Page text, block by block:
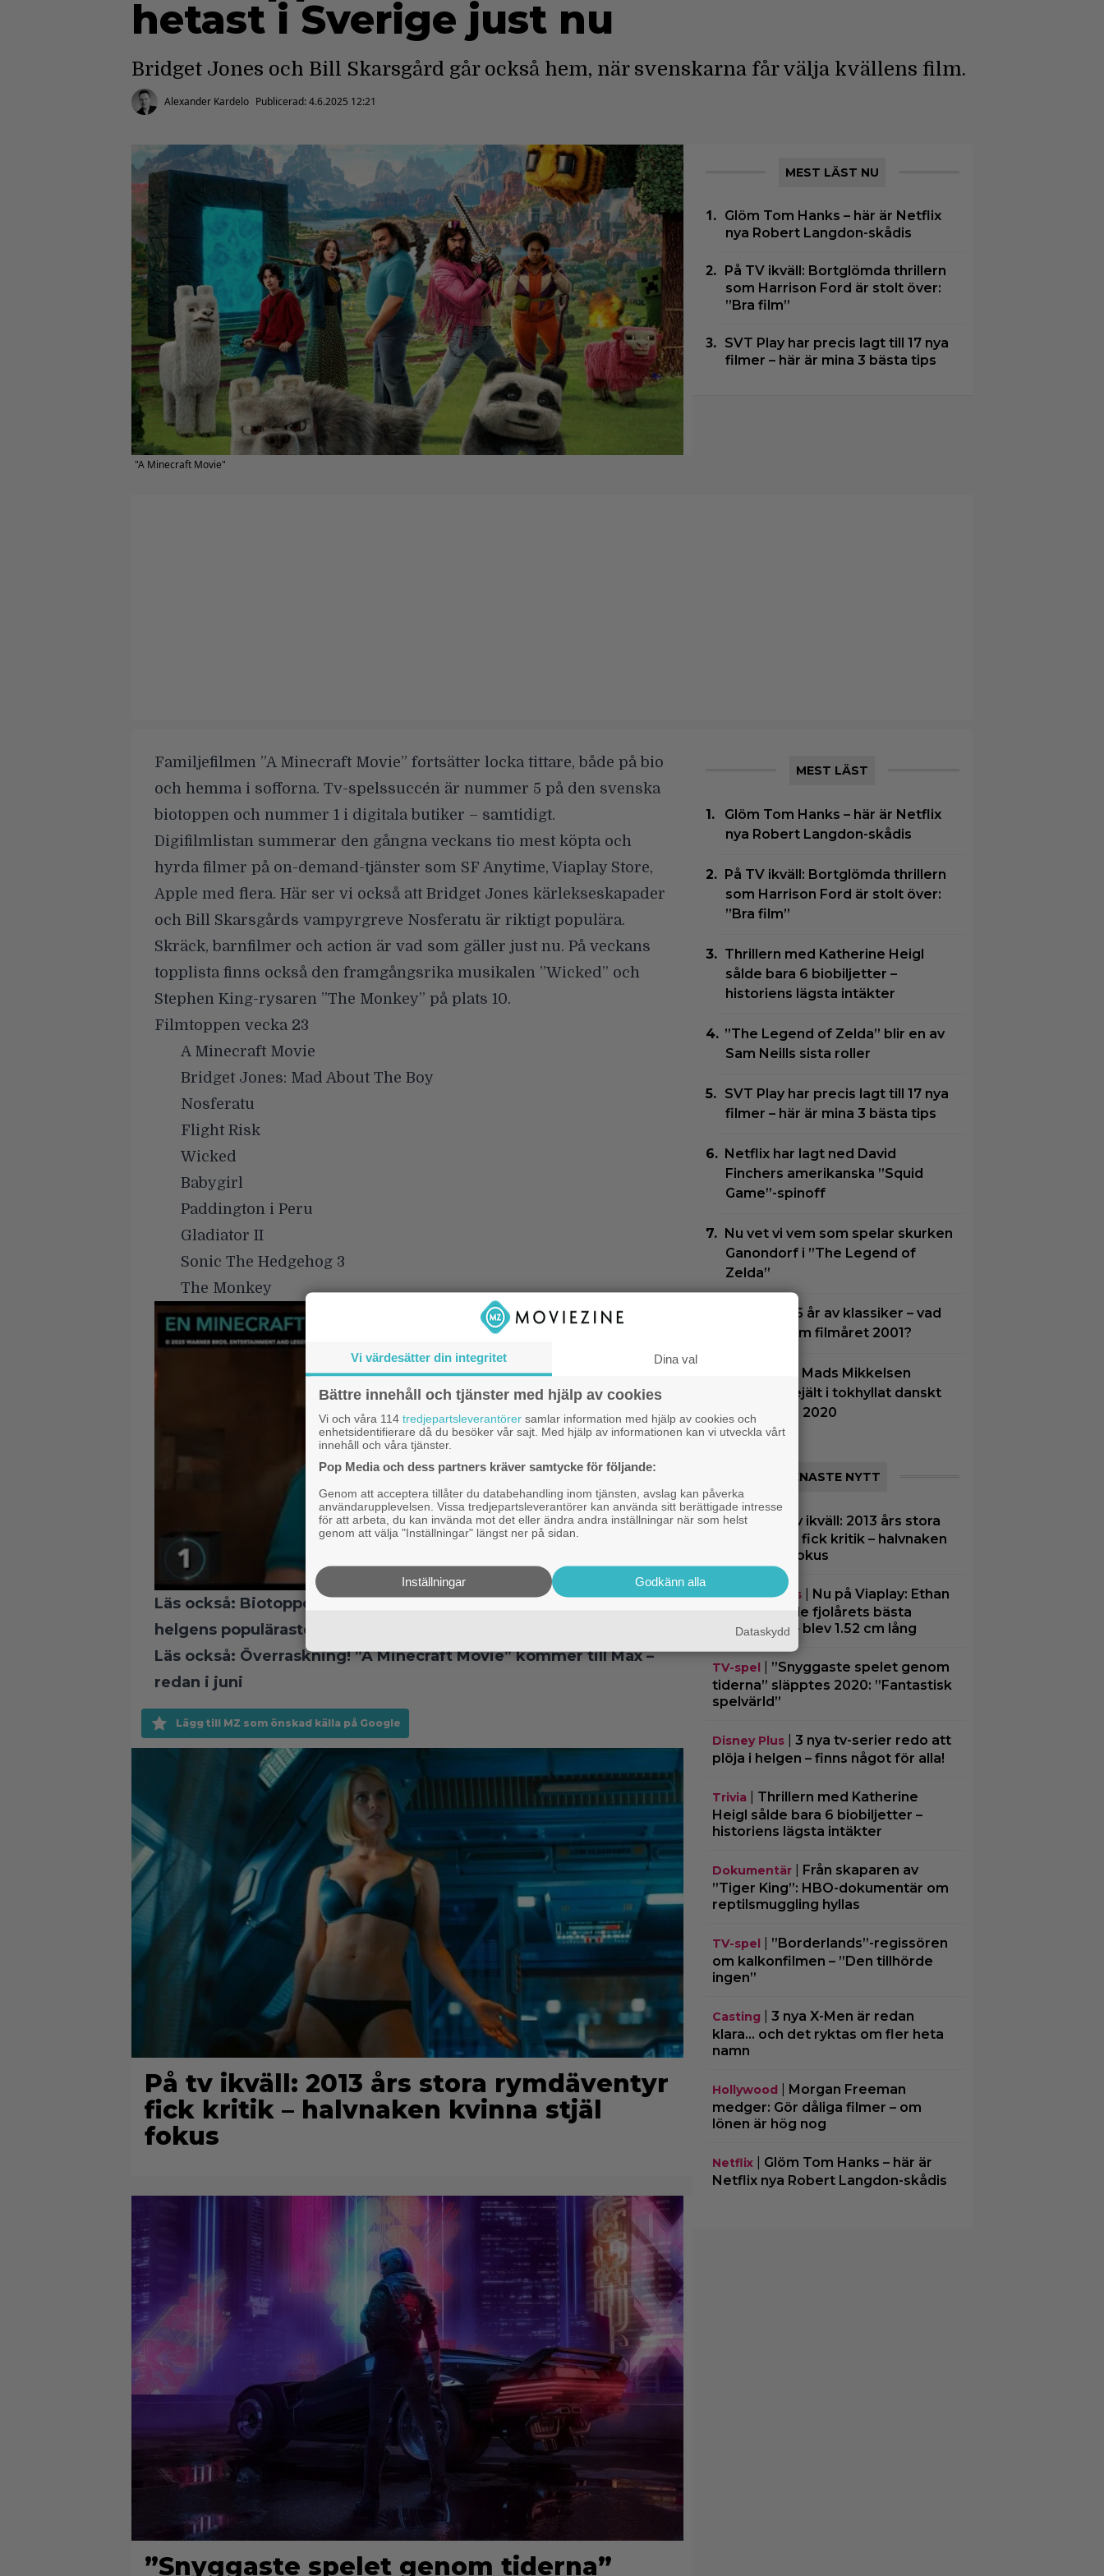
hetast i Sverige just nu
Bridget Jones och Bill Skarsgård går också hem, när svenskarna får välja kvällens film.
Alexander Kardelo Publicerad:4.6.2025 12:21
"A Minecraft Movie"
MEST LÄST NU
Glöm Tom Hanks – här är Netflix
nya Robert Langdon-skådis
På TV ikväll: Bortglömda thrillern
som Harrison Ford är stolt över:
”Bra film”
SVT Play har precis lagt till 17 nya
filmer – här är mina 3 bästa tips
Familjefilmen ”A Minecraft Movie” fortsätter locka tittare, både på bio
och hemma i sofforna. Tv-spelssuccén är nummer 5 på den svenska
biotoppen och nummer 1 i digitala butiker – samtidigt.
Digifilmlistan summerar den gångna veckans tio mest köpta och
hyrda filmer på on-demand-tjänster som SF Anytime, Viaplay Store,
Apple med flera. Här ser vi också att Bridget Jones kärlekseskapader
och Bill Skarsgårds vampyrgreve Nosferatu är riktigt populära.
Skräck, barnfilmer och action är vad som gäller just nu. På veckans
topplista finns också den framgångsrika musikalen ”Wicked” och
Stephen King-rysaren ”The Monkey” på plats 10.
Filmtoppen vecka 23
A Minecraft Movie
Bridget Jones: Mad About The Boy
Nosferatu
Flight Risk
Wicked
Babygirl
Paddington i Peru
Gladiator II
Sonic The Hedgehog 3
The Monkey
Läs också: Biotoppen: ”Karate Kid” och Wes Anderson bland
helgens populäraste filmer
Läs också: Överraskning! ”A Minecraft Movie” kommer till Max –
redan i juni
Lägg till MZ som önskad källa på Google
På tv ikväll: 2013 års stora rymdäventyr
fick kritik – halvnaken kvinna stjäl
fokus
”Snyggaste spelet genom tiderna”
MEST LÄST
Glöm Tom Hanks – här är Netflix
nya Robert Langdon-skådis
På TV ikväll: Bortglömda thrillern
som Harrison Ford är stolt över:
”Bra film”
Thrillern med Katherine Heigl
sålde bara 6 biobiljetter –
historiens lägsta intäkter
”The Legend of Zelda” blir en av
Sam Neills sista roller
SVT Play har precis lagt till 17 nya
filmer – här är mina 3 bästa tips
Netflix har lagt ned David
Finchers amerikanska ”Squid
Game”-spinoff
Nu vet vi vem som spelar skurken
Ganondorf i ”The Legend of
Zelda”
Filmquiz: 25 år av klassiker – vad
minns du om filmåret 2001?
På tv ikväll: Mads Mikkelsen
super till rejält i tokhyllat danskt
drama från 2020
SENASTE NYTT
TV-tips
På tv ikväll: 2013 års stora
rymdäventyr fick kritik – halvnaken
kvinna stjäl fokus
Streamingtips| Nu på Viaplay: Ethan
Hawke gjorde fjolårets bästa
förvandling – blev 1.52 cm lång
TV-spel
”Snyggaste spelet genom
tiderna” släpptes 2020: ”Fantastisk
spelvärld”
Disney Plus| 3 nya tv-serier redo att
plöja i helgen – finns något för alla!
Trivia
Thrillern med Katherine
Heigl sålde bara 6 biobiljetter –
historiens lägsta intäkter
Dokumentär| Från skaparen av
”Tiger King”: HBO-dokumentär om
reptilsmuggling hyllas
TV-spel
”Borderlands”-regissören
om kalkonfilmen – ”Den tillhörde
ingen”
Casting
3 nya X-Men är redan
klara… och det ryktas om fler heta
namn
Hollywood
Morgan Freeman
medger: Gör dåliga filmer – om
lönen är hög nog
Netflix| Glöm Tom Hanks – här är
Netflix nya Robert Langdon-skådis
Vi värdesätter din integritet Dina val
Bättre innehåll och tjänster med hjälp av cookies
Vi och våra 114 tredjepartsleverantörer samlar information med hjälp av cookies och
enhetsidentifierare då du besöker vår sajt. Med hjälp av informationen kan vi utveckla vårt
innehåll och våra tjänster.
Pop Media och dess partners kräver samtycke för följande:
Genom att acceptera tillåter du databehandling inom tjänsten, avslag kan påverka
användarupplevelsen. Vissa tredjepartsleverantörer kan använda sitt berättigade intresse
för att arbeta, du kan invända mot det eller ändra andra inställningar när som helst
genom att välja "Inställningar" längst ner på sidan.
Godkänn alla
Inställningar
Dataskydd